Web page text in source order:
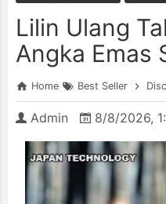
Lilin Ulang
Angka Emas
Home Best Seller
Admin 8/8/2026,